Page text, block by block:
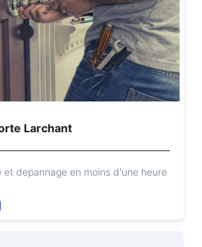
Larchant
depannage en moins d'une heure